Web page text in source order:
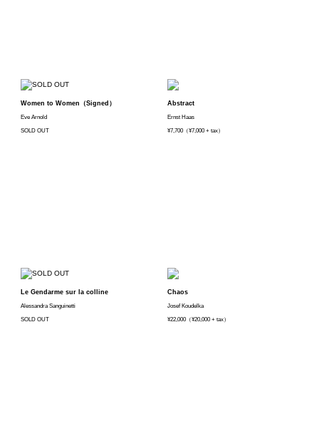
Women to Women（Signed）
Eve Arnold
SOLD OUT
Abstract
Ernst Haas
¥7,700（¥7,000 + tax）
Le Gendarme sur la colline
Alessandra Sanguinetti
SOLD OUT
Chaos
Josef Koudelka
¥22,000（¥20,000 + tax）